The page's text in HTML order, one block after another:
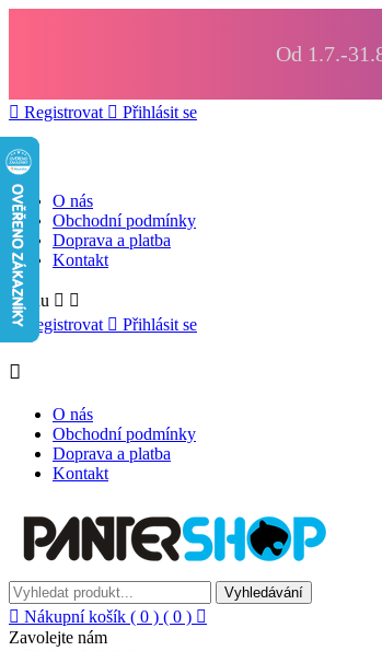
Od 1.7.-
 Registrovat  Přihlásit se

O nás
Obchodní podmínky
Doprava a platba
Kontakt
Menu  

Registrovat  Přihlásit se

O nás
Obchodní podmínky
Doprava a platba
Kontakt
Vyhledávání
 Nákupní košík ( 0 ) ( 0 ) 
Zavolejte nám